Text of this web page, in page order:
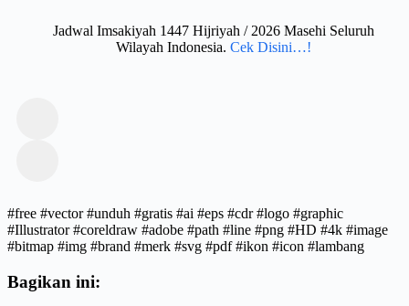
Jadwal Imsakiyah 1447 Hijriyah / 2026 Masehi Seluruh
Wilayah Indonesia. Cek Disini…!
#free #vector #unduh #gratis #ai #eps #cdr #logo #graphic
#Illustrator #coreldraw #adobe #path #line #png #HD #4k #image
#bitmap #img #brand #merk #svg #pdf #ikon #icon #lambang
Bagikan ini: